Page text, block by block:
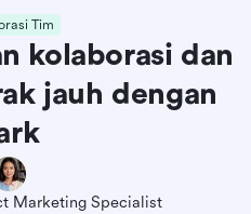
Tim
kolaborasi dan
jauh dengan
Marketing Specialist